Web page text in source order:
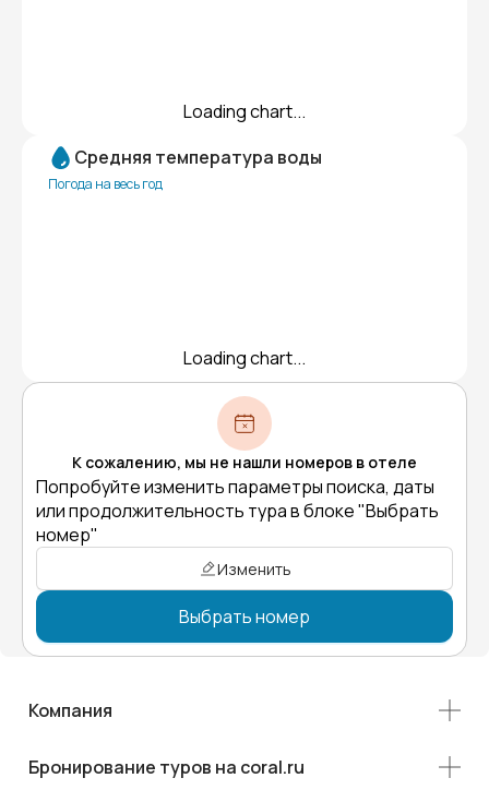
Loading chart...
Средняя температура воды
Погода на весь год
Loading chart...
К сожалению, мы не нашли номеров в отеле
Попробуйте изменить параметры поиска, даты
или продолжительность тура в блоке "Выбрать
номер"
Изменить
Выбрать номер
Компания
Бронирование туров на coral.ru